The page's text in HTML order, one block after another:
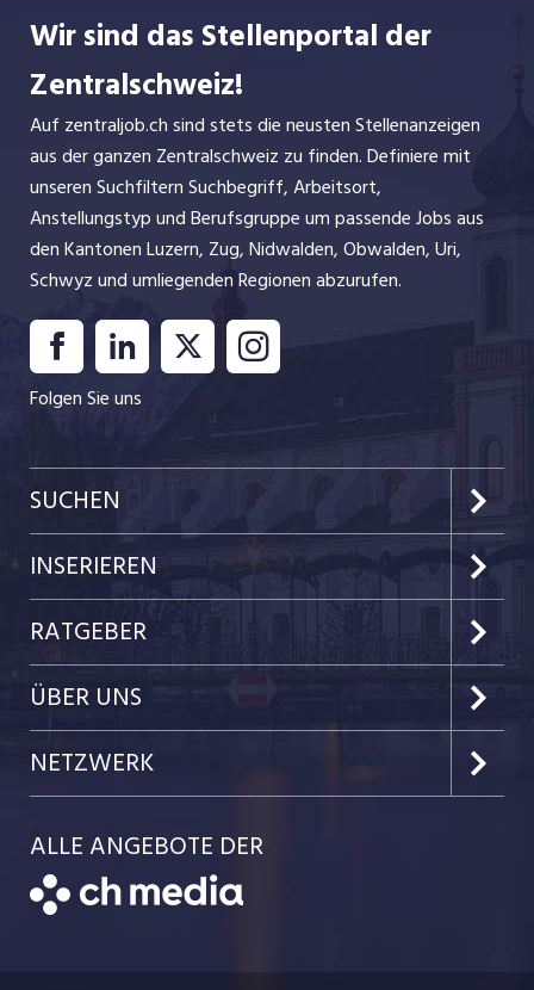
Wir sind das Stellenportal der
Zentralschweiz!
Auf zentraljob.ch sind stets die neusten Stellenanzeigen
aus der ganzen Zentralschweiz zu finden. Definiere mit
unseren Suchfiltern Suchbegriff, Arbeitsort,
Anstellungstyp und Berufsgruppe um passende Jobs aus
den Kantonen Luzern, Zug, Nidwalden, Obwalden, Uri,
Schwyz und umliegenden Regionen abzurufen.
Folgen Sie uns
SUCHEN
Kanton Luzern
Kanton Zug
Kanton Nidwalden
Kanton Obwalden
Kanton Schwyz
Festanstellungen
INSERIEREN
Preise & Leistungen
Kundenlogin
Einzelinserat disponieren
Schnittstelle
Bewerber-Cockpit
RATGEBER
Job-News
Job-Tipps
Job-Storys
Job-Coach
Bewerbung
ÜBER UNS
Portrait
Jobs bei der CH Media
NETZWERK
CH Media
ALLE ANGEBOTE DER